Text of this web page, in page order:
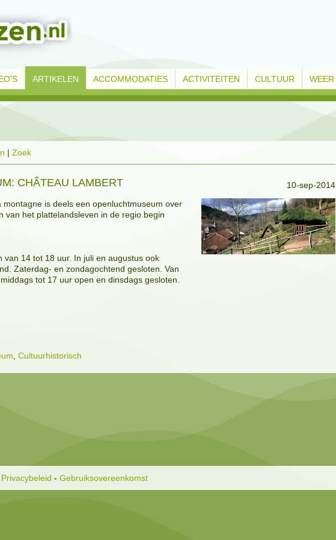
ARTIKELEN ACCOMMODATIES ACTIVITEITEN CULTUUR WEER
| Zoek
CHÂTEAU LAMBERT
10-sep-2014
is deels een openluchtmuseum over
van het plattelandsleven in de regio begin
van 14 tot 18 uur. In juli en augustus ook
Zaterdag- en zondagochtend gesloten. Van
tot 17 uur open en dinsdags gesloten.
Cultuurhistorisch
Privacybeleid - Gebruiksovereenkomst